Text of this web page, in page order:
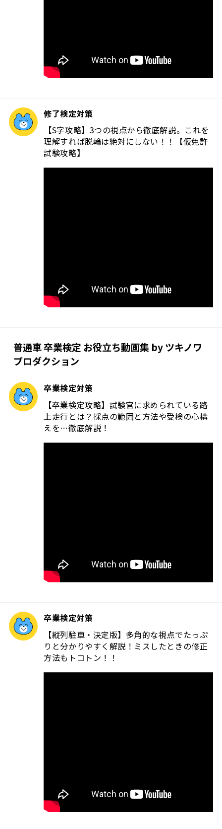
修了検定対策
【S字攻略】3つの視点から徹底解説。これを
理解すれば脱輪は絶対にしない！！【仮免許
試験攻略】
普通車 卒業検定 お役立ち動画集 by ツキノワ
プロダクション
卒業検定対策
【卒業検定攻略】試験官に求められている路
上走行とは？採点の範囲と方法や受検の心構
えを…徹底解説！
卒業検定対策
【縦列駐車・決定版】多角的な視点でたっぷ
りと分かりやすく解説！ミスしたときの修正
方法もトコトン！！